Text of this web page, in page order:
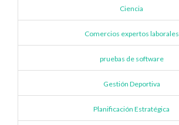
Ciencia
Comercios expertos laborales
pruebas de software
Gestión Deportiva
Planificación Estratégica